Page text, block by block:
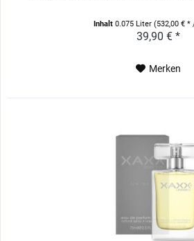
Inhalt0.075 Liter(532,00 € *
39,90 € *
Merken